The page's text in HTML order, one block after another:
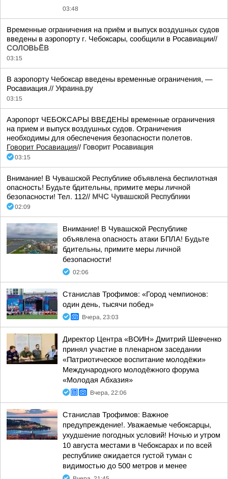
03:48
Временные ограничения на приём и выпуск воздушных судов
введены в аэропорту г. Чебоксары, сообщили в Росавиации//
СОЛОВЬЁВ
03:15
В аэропорту Чебоксар введены временные ограничения, —
Росавиация.// Украина.ру
03:15
Аэропорт ЧЕБОКСАРЫ ВВЕДЕНЫ временные ограничения
на прием и выпуск воздушных судов. Ограничения
необходимы для обеспечения безопасности полетов.
Говорит Росавиация// Говорит Росавиация
03:15
Внимание! В Чувашской Республике объявлена беспилотная
опасность! Будьте бдительны, примите меры личной
безопасности! Тел. 112// МЧС Чувашской Республики
02:09
Внимание! В Чувашской Республике
объявлена опасность атаки БПЛА! Будьте
бдительны, примите меры личной
безопасности!
02:06
Станислав Трофимов: «Город чемпионов:
один день, тысячи побед»
Вчера, 23:03
Директор Центра «ВОИН» Дмитрий Шевченко
принял участие в пленарном заседании
«Патриотическое воспитание молодёжи»
Международного молодёжного форума
«Молодая Абхазия»
Вчера, 22:06
Станислав Трофимов: Важное
предупреждение!. Уважаемые чебоксарцы,
ухудшение погодных условий! Ночью и утром
10 августа местами в Чебоксарах и по всей
республике ожидается густой туман с
видимостью до 500 метров и менее